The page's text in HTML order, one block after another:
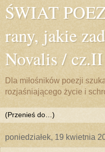
ŚWIAT
rany, jakie
Novalis / cz.II
Dla miłośników poezji
rozjaśniającego życie i
poniedziałek, 19 kwietnia